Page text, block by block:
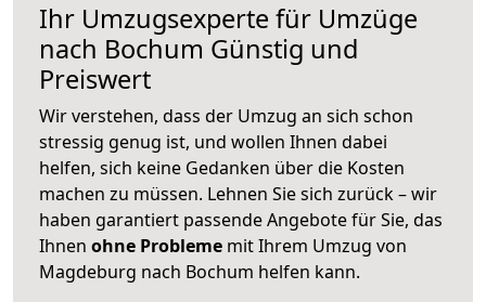
Ihr Umzugsexperte für Umzüge
nach Bochum Günstig und
Preiswert
Wir verstehen, dass der Umzug an sich schon
stressig genug ist, und wollen Ihnen dabei
helfen, sich keine Gedanken über die Kosten
machen zu müssen. Lehnen Sie sich zurück – wir
haben garantiert passende Angebote für Sie, das
Ihnen ohne Probleme mit Ihrem Umzug von
Magdeburg nach Bochum helfen kann.